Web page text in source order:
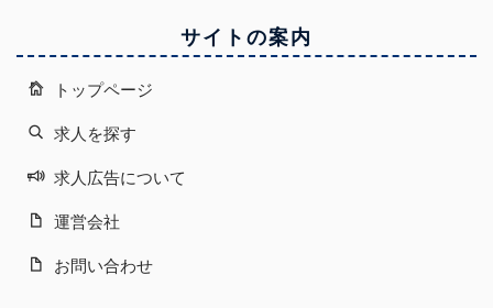
サイトの案内
トップページ
求人を探す
求人広告について
運営会社
お問い合わせ